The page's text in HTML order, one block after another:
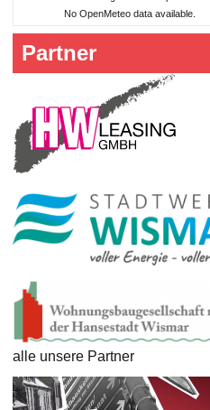
No OpenMeteo data available.
Partner
alle unsere Partner